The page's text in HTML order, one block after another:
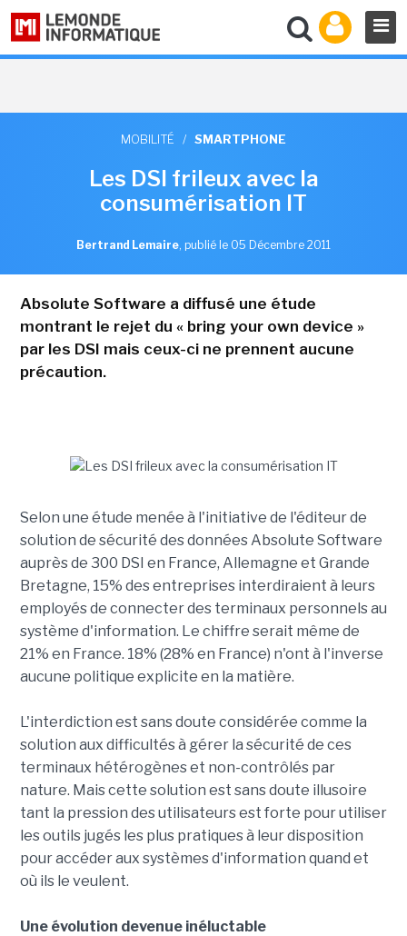
MOBILITÉ / SMARTPHONE
Les DSI frileux avec la
consumérisation IT
Bertrand Lemaire, publié le 05 Décembre 2011
Absolute Software a diffusé une étude
montrant le rejet du « bring your own device »
par les DSI mais ceux-ci ne prennent aucune
précaution.
Selon une étude menée à l'initiative de l'éditeur de
solution de sécurité des données Absolute Software
auprès de 300 DSI en France, Allemagne et Grande
Bretagne, 15% des entreprises interdiraient à leurs
employés de connecter des terminaux personnels au
système d'information. Le chiffre serait même de
21% en France. 18% (28% en France) n'ont à l'inverse
aucune politique explicite en la matière.
L'interdiction est sans doute considérée comme la
solution aux difficultés à gérer la sécurité de ces
terminaux hétérogènes et non-contrôlés par
nature. Mais cette solution est sans doute illusoire
tant la pression des utilisateurs est forte pour utiliser
les outils jugés les plus pratiques à leur disposition
pour accéder aux systèmes d'information quand et
où ils le veulent.
Une évolution devenue inéluctable